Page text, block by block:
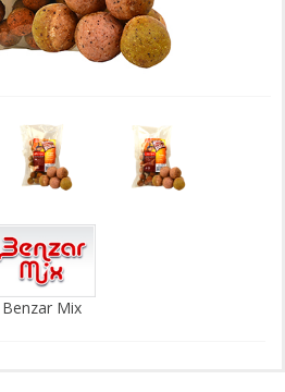
Benzar Mix